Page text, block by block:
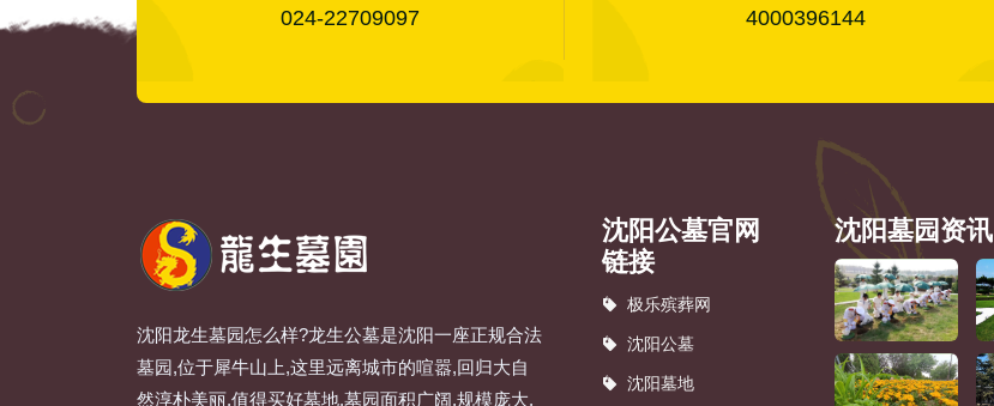
024-22709097 4000396144
沈阳龙生墓园怎么样?龙生公墓是沈阳一座正规合法
墓园,位于犀牛山上,这里远离城市的喧嚣,回归大自
然淳朴美丽,值得买好墓地,墓园面积广阔,规模庞大,
沈阳公墓官网
链接
极乐殡葬网
沈阳公墓
沈阳墓地
沈阳墓园资讯